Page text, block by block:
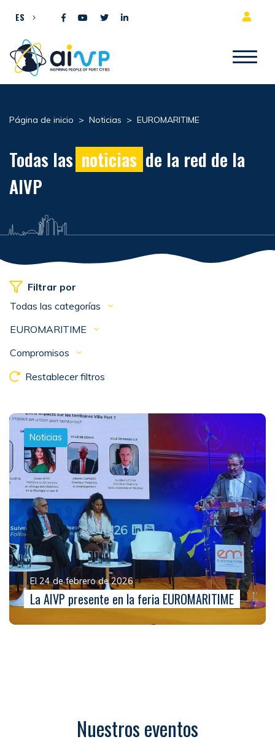
ES
Página de inicio > Noticias > EUROMARITIME
Todas las noticias de la red de la
AIVP
Filtrar por
Todas las categorías
EUROMARITIME
Compromisos
Restablecer filtros
Noticias
El 24 de febrero de 2026
La AIVP presente en la feria EUROMARITIME
Nuestros eventos